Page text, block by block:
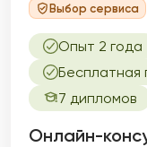
Выбор сервиса
Опыт 2 года
Бесплатная
7 дипломов
Онлайн-